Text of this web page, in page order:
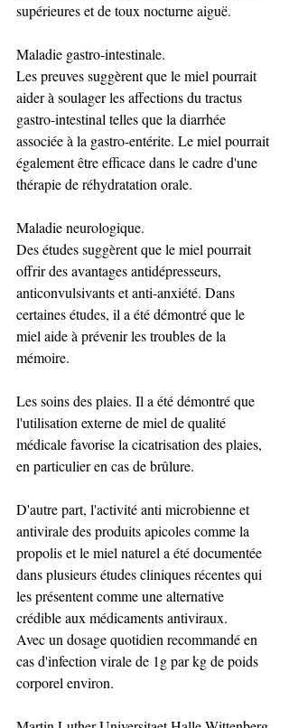
supérieures et de toux nocturne aiguë.
Maladie gastro-intestinale.
Les preuves suggèrent que le miel pourrait
aider à soulager les affections du tractus
gastro-intestinal telles que la diarrhée
associée à la gastro-entérite. Le miel pourrait
également être efficace dans le cadre d'une
thérapie de réhydratation orale.
Maladie neurologique.
Des études suggèrent que le miel pourrait
offrir des avantages antidépresseurs,
anticonvulsivants et anti-anxiété. Dans
certaines études, il a été démontré que le
miel aide à prévenir les troubles de la
mémoire.
Les soins des plaies. Il a été démontré que
l'utilisation externe de miel de qualité
médicale favorise la cicatrisation des plaies,
en particulier en cas de brûlure.
D'autre part, l'activité anti microbienne et
antivirale des produits apicoles comme la
propolis et le miel naturel a été documentée
dans plusieurs études cliniques récentes qui
les présentent comme une alternative
crédible aux médicaments antiviraux.
Avec un dosage quotidien recommandé en
cas d'infection virale de 1g par kg de poids
corporel environ.